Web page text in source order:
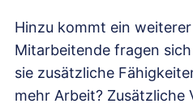
Hinzu kommt ein
Mitarbeitende fragen
sie zusätzliche
mehr Arbeit?